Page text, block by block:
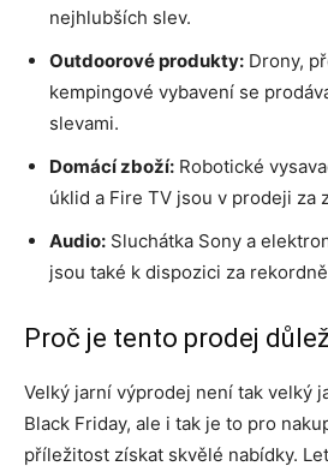
nejhlubších slev.
Outdoorové produkty: Drony,
kempingové vybavení se
slevami.
Domácí zboží: Robotické
úklid a Fire TV jsou v prodeji za
Audio: Sluchátka Sony a
jsou také k dispozici za
Proč je tento prodej
Velký jarní výprodej není tak velký
Black Friday, ale i tak je to pro
příležitost získat skvělé nabídky.